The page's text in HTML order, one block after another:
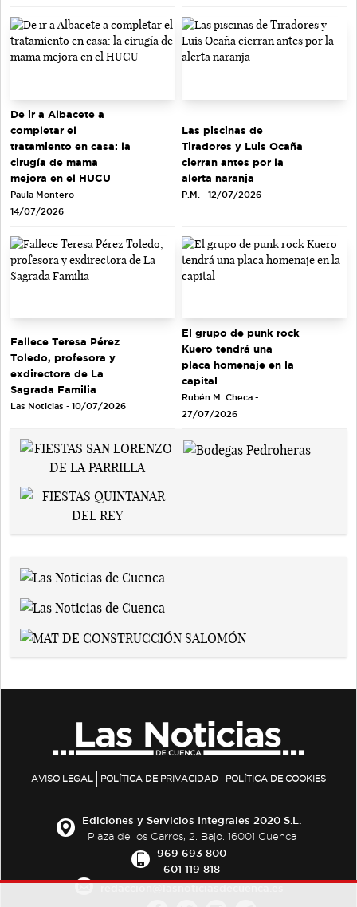
De ir a Albacete a
completar el
tratamiento en casa: la
cirugía de mama
mejora en el HUCU
Paula Montero -
14/07/2026
Las piscinas de
Tiradores y Luis Ocaña
cierran antes por la
alerta naranja
P.M. - 12/07/2026
Fallece Teresa Pérez
Toledo, profesora y
exdirectora de La
Sagrada Familia
Las Noticias - 10/07/2026
El grupo de punk rock
Kuero tendrá una
placa homenaje en la
capital
Rubén M. Checa -
27/07/2026
AVISO LEGAL POLÍTICA DE PRIVACIDAD POLÍTICA DE COOKIES
Ediciones y Servicios Integrales 2020 S.L.
Plaza de los Carros, 2. Bajo. 16001 Cuenca
969 693 800
601 119 818